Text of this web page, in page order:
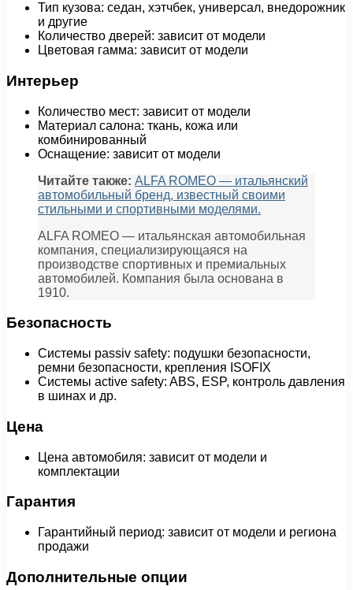
Тип кузова: седан, хэтчбек, универсал, внедорожник
и другие
Количество дверей: зависит от модели
Цветовая гамма: зависит от модели
Интерьер
Количество мест: зависит от модели
Материал салона: ткань, кожа или
комбинированный
Оснащение: зависит от модели
Читайте также: ALFA ROMEO — итальянский
автомобильный бренд, известный своими
стильными и спортивными моделями.
ALFA ROMEO — итальянская автомобильная
компания, специализирующаяся на
производстве спортивных и премиальных
автомобилей. Компания была основана в
1910.
Безопасность
Системы passiv safety: подушки безопасности,
ремни безопасности, крепления ISOFIX
Системы active safety: ABS, ESP, контроль давления
в шинах и др.
Цена
Цена автомобиля: зависит от модели и
комплектации
Гарантия
Гарантийный период: зависит от модели и региона
продажи
Дополнительные опции